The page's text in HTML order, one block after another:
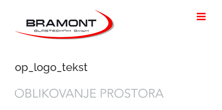
op_logo_tekst